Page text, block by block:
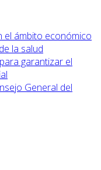
el ámbito económico
la salud
garantizar el
General del